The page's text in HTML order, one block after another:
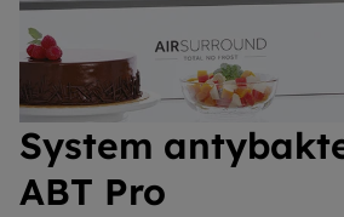
System
ABT Pro